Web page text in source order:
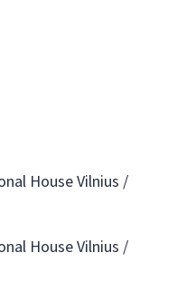
House Vilnius /
House Vilnius /